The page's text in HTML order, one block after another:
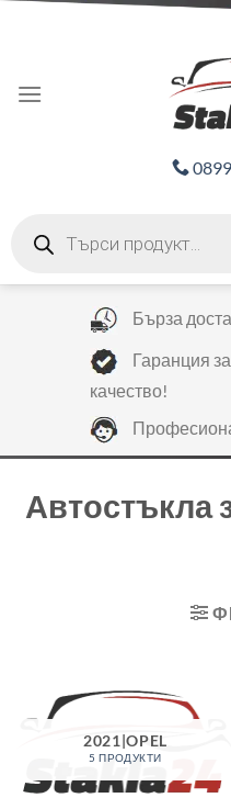
search
Бърза
Гаранция
качество!
Автостъкла
2021|OPEL
5 ПРОДУКТИ